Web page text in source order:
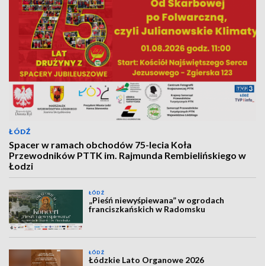
ŁÓDŹ
Spacer w ramach obchodów 75-lecia Koła
Przewodników PTTK im. Rajmunda Rembielińskiego w
Łodzi
ŁÓDŹ
„Pieśń niewyśpiewana” w ogrodach
franciszkańskich w Radomsku
ŁÓDŹ
Łódzkie Lato Organowe 2026